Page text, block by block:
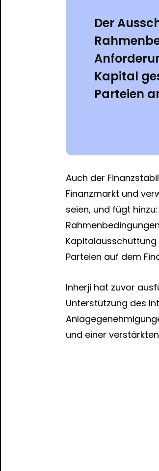
Der
Kapital
Parteien
Auch der
Finanzmarkt und
seien, und fügt
Parteien auf dem
Inherji hat zuvor
Unterstützung des
und einer